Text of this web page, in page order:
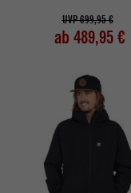
UVP 699,95 €
ab 489,95 €